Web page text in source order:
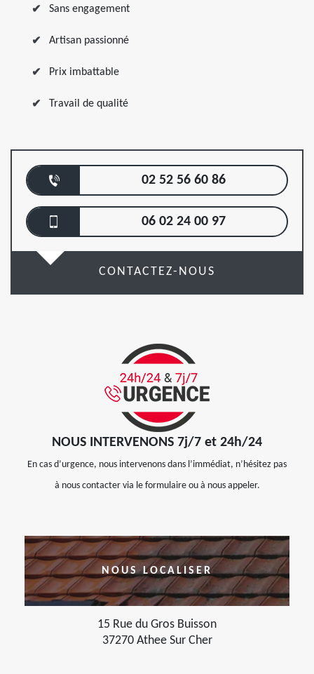
Sans engagement
Artisan passionné
Prix imbattable
Travail de qualité
02 52 56 60 86
06 02 24 00 97
CONTACTEZ-NOUS
NOUS INTERVENONS 7j/7 et 24h/24
En cas d’urgence, nous intervenons dans l’immédiat, n’hésitez pas
à nous contacter via le formulaire ou à nous appeler.
NOUS LOCALISER
15 Rue du Gros Buisson
37270 Athee Sur Cher